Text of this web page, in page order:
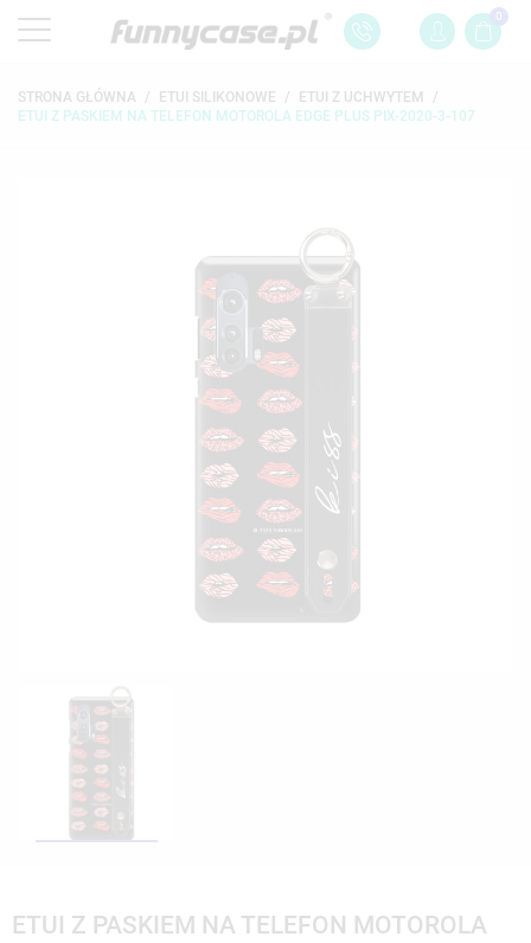
0
STRONA GŁÓWNA ETUI SILIKONOWE
ETUI Z UCHWYTEM
ETUI Z PASKIEM NA TELEFON MOTOROLA EDGE PLUS PIX-2020-3-107
ETUI Z PASKIEM NA TELEFON MOTOROLA